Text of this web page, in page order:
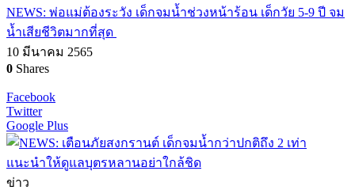
NEWS: พ่อแม่ต้องระวัง เด็กจมน้ำช่วงหน้าร้อน เด็กวัย 5-9 ปี จม
น้ำเสียชีวิตมากที่สุด
10 มีนาคม 2565
0 Shares
Facebook
Twitter
Google Plus
ข่าว